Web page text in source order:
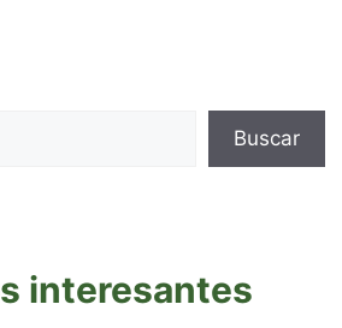
Buscar
interesantes